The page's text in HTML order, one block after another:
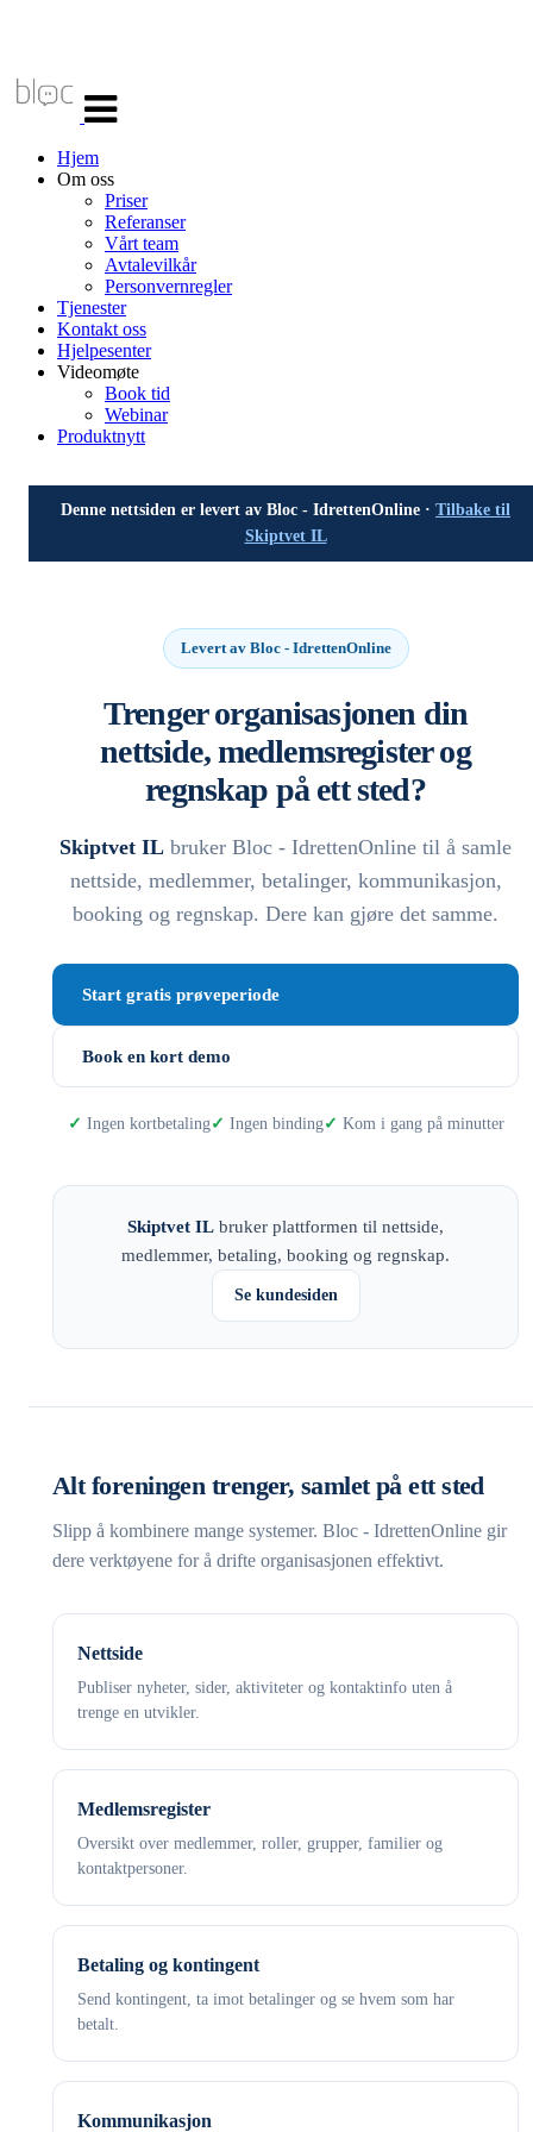
navigasjon
Hjem
Om oss
Priser
Referanser
Vårt team
Avtalevilkår
Personvernregler
Tjenester
Kontakt oss
Hjelpesenter
Videomøte
Book tid
Webinar
Produktnytt
Denne nettsiden er levert av Bloc - IdrettenOnline · Tilbake til
Skiptvet IL
Levert av Bloc - IdrettenOnline
Trenger organisasjonen din
nettside, medlemsregister og
regnskap på ett sted?
Skiptvet IL bruker Bloc - IdrettenOnline til å samle
nettside, medlemmer, betalinger, kommunikasjon,
booking og regnskap. Dere kan gjøre det samme.
Start gratis prøveperiode
Book en kort demo
Ingen kortbetaling Ingen binding Kom i gang på minutter
Skiptvet IL bruker plattformen til nettside,
medlemmer, betaling, booking og regnskap.
Se kundesiden
Alt foreningen trenger, samlet på ett sted
Slipp å kombinere mange systemer. Bloc - IdrettenOnline gir
dere verktøyene for å drifte organisasjonen effektivt.
Nettside
Publiser nyheter, sider, aktiviteter og kontaktinfo uten å
trenge en utvikler.
Medlemsregister
Oversikt over medlemmer, roller, grupper, familier og
kontaktpersoner.
Betaling og kontingent
Send kontingent, ta imot betalinger og se hvem som har
betalt.
Kommunikasjon